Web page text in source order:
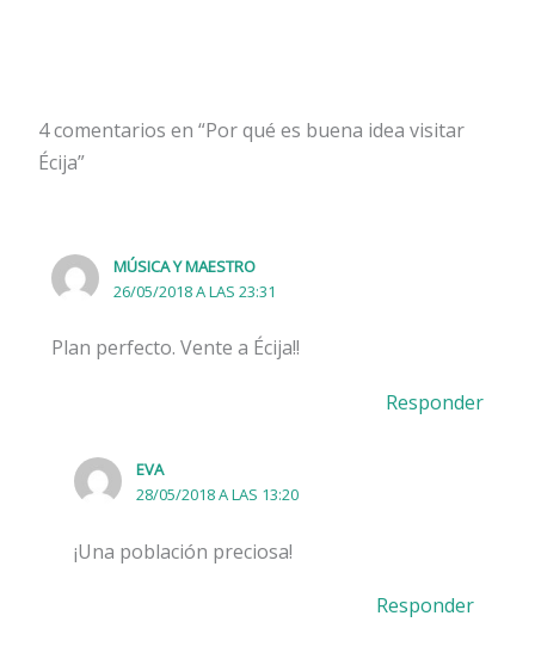
4 comentarios en “Por qué es buena idea visitar
Écija”
MÚSICA Y MAESTRO
26/05/2018 A LAS 23:31
Plan perfecto. Vente a Écija!!
Responder
EVA
28/05/2018 A LAS 13:20
¡Una población preciosa!
Responder